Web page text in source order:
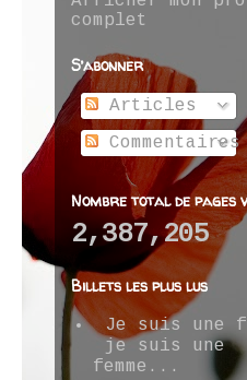
complet
S’abonner
Articles
Commentaires
Nombre total de pages
2,387,205
Billets les plus lus
Je suis une
je suis une
femme...